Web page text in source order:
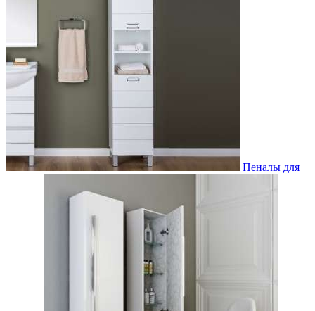
Пеналы для